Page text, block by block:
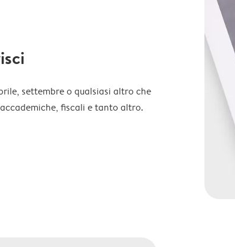
settembre o qualsiasi altro che
fiscali e tanto altro.